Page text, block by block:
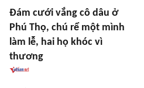
Đám cưới vắng cô dâu ở
Phú Thọ, chú rể một mình
làm lễ, hai họ khóc vì
thương